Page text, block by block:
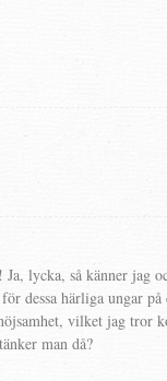
lycka, så känner jag
dessa härliga ungar
vilket jag tror
man då?